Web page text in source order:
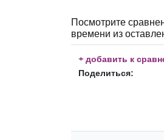
Посмотрите
времени из
+ добавить к
Поделиться: